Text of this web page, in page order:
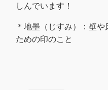
しんでいます！
＊地墨（じすみ）：壁
ための印のこと